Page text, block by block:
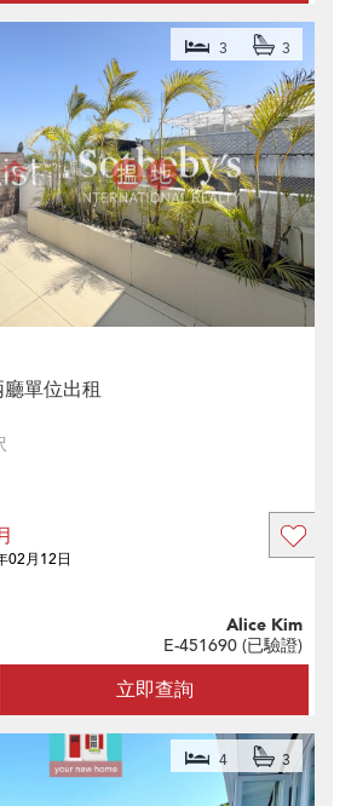
單位出租
3 3
立即查詢
Alice Kim
E-451690 (已驗證)
02月12日
4 3